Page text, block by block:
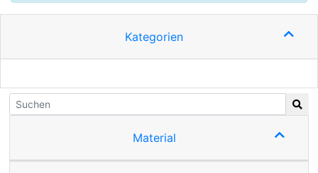
Kategorien
Material